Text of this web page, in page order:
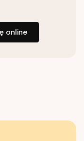
online